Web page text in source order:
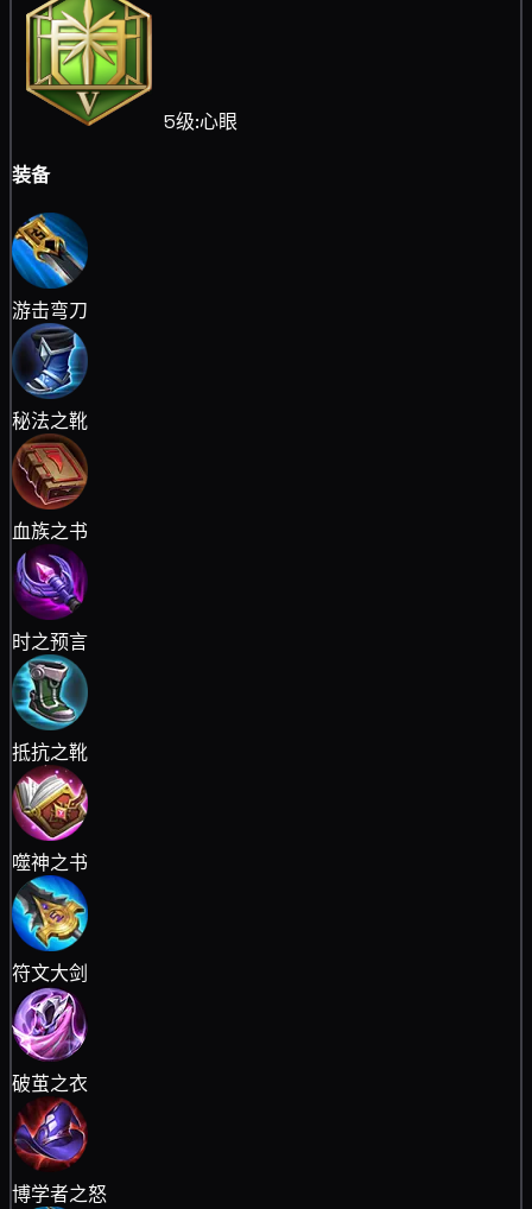
5级:心眼
装备
游击弯刀
秘法之靴
血族之书
时之预言
抵抗之靴
噬神之书
符文大剑
破茧之衣
博学者之怒